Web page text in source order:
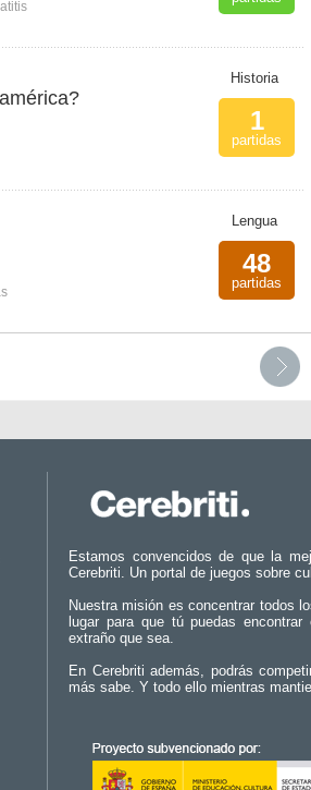
Historia
1
partidas
Lengua
48
partidas
Estamos convencidos de que la
Cerebriti. Un portal de juegos sobre
Nuestra misión es concentrar todos
lugar para que tú puedas
extraño que sea.
En Cerebriti además, podrás
más sabe. Y todo ello mientras